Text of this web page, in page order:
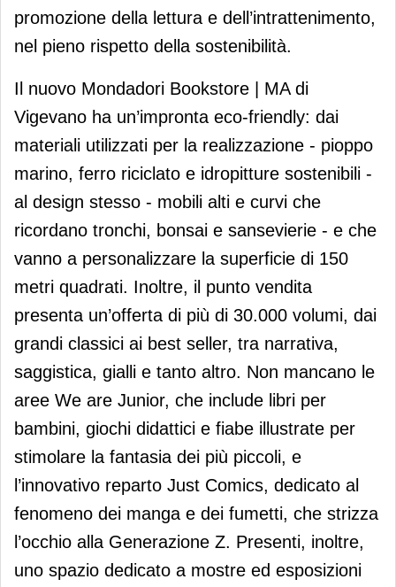
promozione della lettura e dell’intrattenimento,
nel pieno rispetto della sostenibilità.
Il nuovo Mondadori Bookstore | MA di
Vigevano ha un’impronta eco-friendly: dai
materiali utilizzati per la realizzazione - pioppo
marino, ferro riciclato e idropitture sostenibili -
al design stesso - mobili alti e curvi che
ricordano tronchi, bonsai e sansevierie - e che
vanno a personalizzare la superficie di 150
metri quadrati. Inoltre, il punto vendita
presenta un’offerta di più di 30.000 volumi, dai
grandi classici ai best seller, tra narrativa,
saggistica, gialli e tanto altro. Non mancano le
aree We are Junior, che include libri per
bambini, giochi didattici e fiabe illustrate per
stimolare la fantasia dei più piccoli, e
l’innovativo reparto Just Comics, dedicato al
fenomeno dei manga e dei fumetti, che strizza
l’occhio alla Generazione Z. Presenti, inoltre,
uno spazio dedicato a mostre ed esposizioni